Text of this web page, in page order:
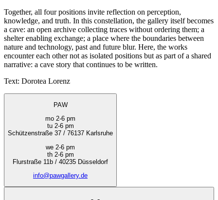
Together, all four positions invite reflection on perception,
knowledge, and truth. In this constellation, the gallery itself becomes
a cave: an open archive collecting traces without ordering them; a
shelter enabling exchange; a place where the boundaries between
nature and technology, past and future blur. Here, the works
encounter each other not as isolated positions but as part of a shared
narrative: a cave story that continues to be written.
Text: Dorotea Lorenz
PAW
mo 2-6 pm
tu 2-6 pm
Schützenstraße 37 / 76137 Karlsruhe
we 2-6 pm
th 2-6 pm
Flurstraße 11b / 40235 Düsseldorf
info@pawgallery.de